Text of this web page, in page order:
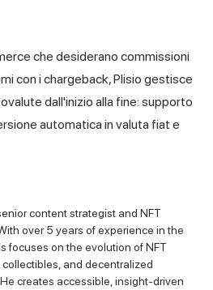
che desiderano commissioni
con i chargeback,Plisio gestisce
dall'inizio alla fine: supporto
automatica in valuta fiat e
content strategist and NFT
over 5 years of experience in the
focuses on the evolution of NFT
and decentralized
creates accessible, insight-driven